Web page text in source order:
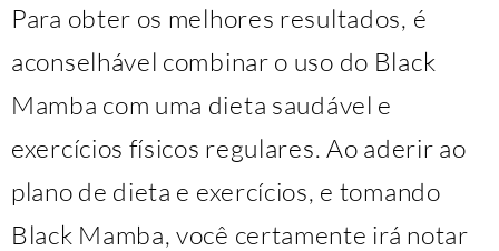
Para obter os melhores resultados, é
aconselhável combinar o uso do Black
Mamba com uma dieta saudável e
exercícios físicos regulares. Ao aderir ao
plano de dieta e exercícios, e tomando
Black Mamba, você certamente irá notar